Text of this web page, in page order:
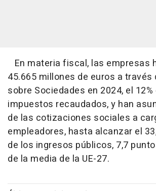
En materia fiscal, las empresas
45.665 millones de euros a
sobre Sociedades en 2024, el
impuestos recaudados, y han
de las cotizaciones sociales a
empleadores, hasta alcanzar el
de los ingresos públicos, 7,7
de la media de la UE-27.